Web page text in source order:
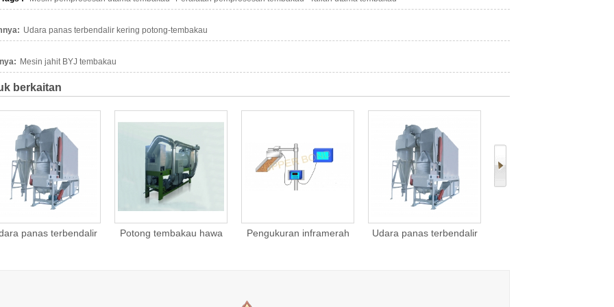
Udara panas terbendalir kering potong-tembakau
Mesin jahit BYJ tembakau
berkaitan
panas terbendalir
Potong tembakau hawa
Pengukuran inframerah
Udara panas terbendalir